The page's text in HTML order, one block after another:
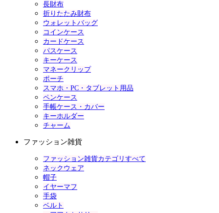
長財布
折りたたみ財布
ウォレットバッグ
コインケース
カードケース
パスケース
キーケース
マネークリップ
ポーチ
スマホ・PC・タブレット用品
ペンケース
手帳ケース・カバー
キーホルダー
チャーム
ファッション雑貨
ファッション雑貨カテゴリすべて
ネックウェア
帽子
イヤーマフ
手袋
ベルト